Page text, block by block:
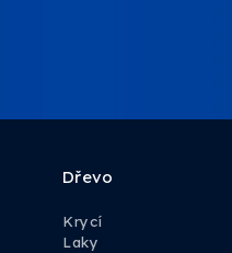
Dřevo
Krycí
Laky